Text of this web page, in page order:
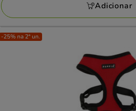
Adicionar
-25% na 2ª un.